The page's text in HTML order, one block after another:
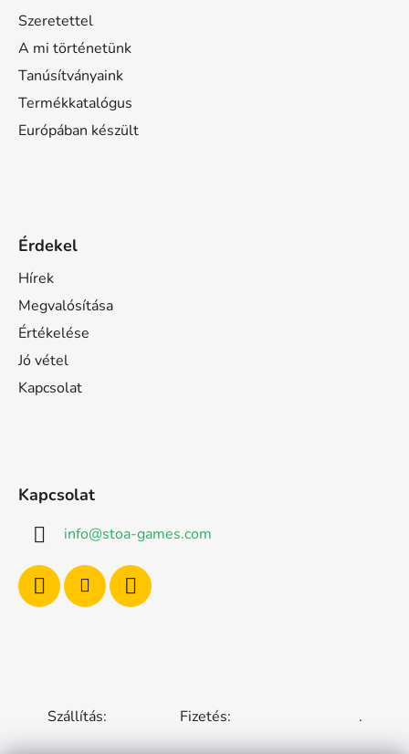
Szeretettel
A mi történetünk
Tanúsítványaink
Termékkatalógus
Európában készült
Érdekel
Hírek
Megvalósítása
Értékelése
Jó vétel
Kapcsolat
Kapcsolat
info@stoa-games.com
Szállítás: Fizetés: .